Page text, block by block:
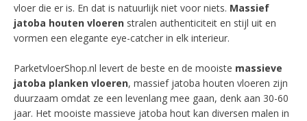
vloer die er is. En dat is natuurlijk niet voor niets. Massief
jatoba houten vloeren stralen authenticiteit en stijl uit en
vormen een elegante eye-catcher in elk interieur.
ParketvloerShop.nl levert de beste en de mooiste massieve
jatoba planken vloeren, massief jatoba houten vloeren zijn
duurzaam omdat ze een levenlang mee gaan, denk aan 30-60
jaar. Het mooiste massieve jatoba hout kan diversen malen in